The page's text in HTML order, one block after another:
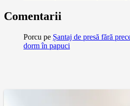
Comentarii
Porcu pe Șantaj de presă fără
dorm în papuci